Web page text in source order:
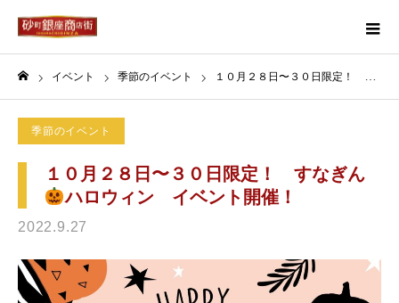
イベント 季節のイベント １０月２８日〜３０日限定！ すなぎん
季節のイベント
１０月２８日〜３０日限定！ すなぎん
ハロウィン イベント開催！
2022.9.27